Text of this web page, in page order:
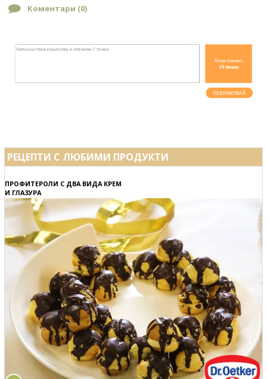
Коментари (0)
РЕЦЕПТИ С ЛЮБИМИ ПРОДУКТИ
ПРОФИТЕРОЛИ С ДВА ВИДА КРЕМ
И ГЛАЗУРА